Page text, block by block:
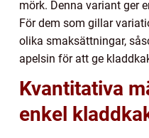
mörk. Denna variant ger
För dem som gillar
olika smaksättningar,
apelsin för att ge
Kvantitativa
enkel